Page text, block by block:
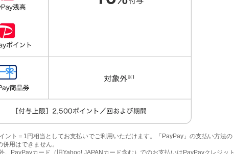
ント＝1円相当としてお支払いでご利用いただけます。「PayPay」の支払い方法の
用はできません。
PayPayカード（旧Yahoo! JAPANカード含む）でのお支払いはPayPayクレジット